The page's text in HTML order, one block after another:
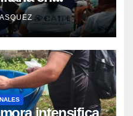
con
intensifica